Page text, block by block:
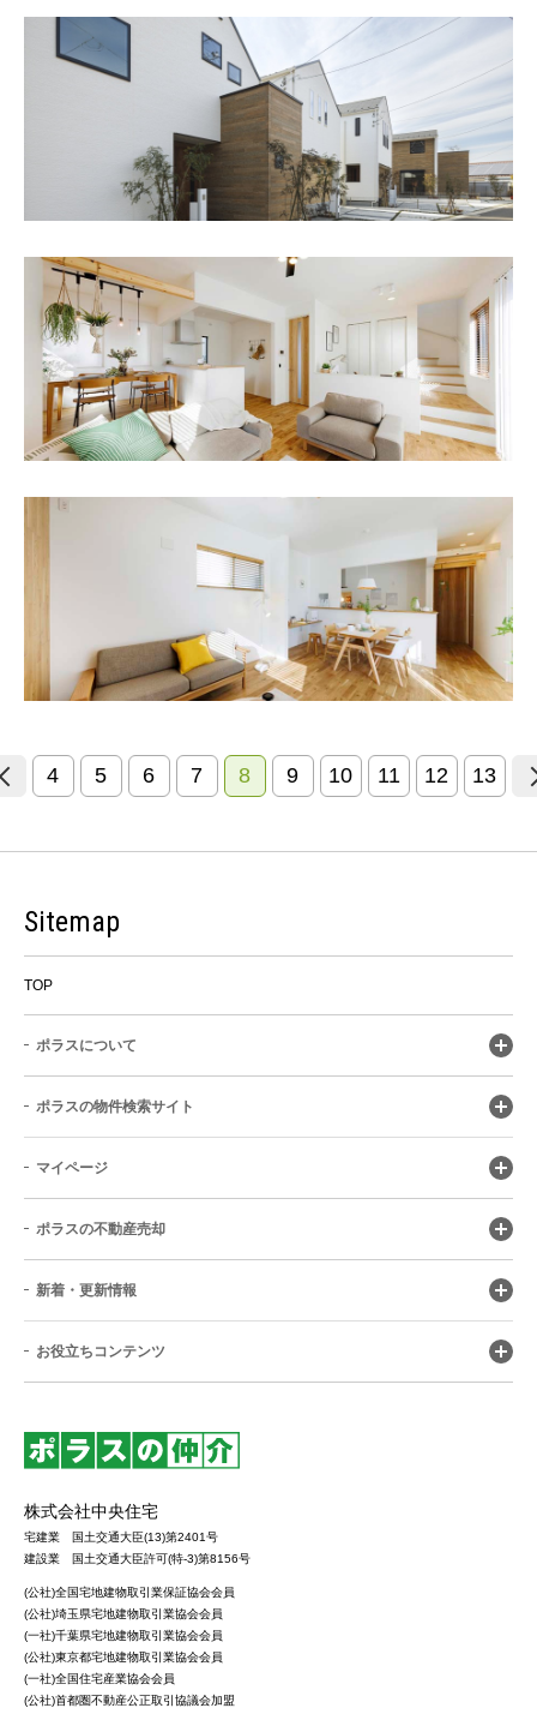
4 5 6 7 8 9 10 11 12 13
Sitemap
TOP
ポラスについて
ポラスの物件検索サイト
マイページ
ポラスの不動産売却
新着・更新情報
お役立ちコンテンツ
株式会社中央住宅
宅建業 国土交通大臣(13)第2401号
建設業 国土交通大臣許可(特-3)第8156号
(公社)全国宅地建物取引業保証協会会員
(公社)埼玉県宅地建物取引業協会会員
(一社)千葉県宅地建物取引業協会会員
(公社)東京都宅地建物取引業協会会員
(一社)全国住宅産業協会会員
(公社)首都圏不動産公正取引協議会加盟